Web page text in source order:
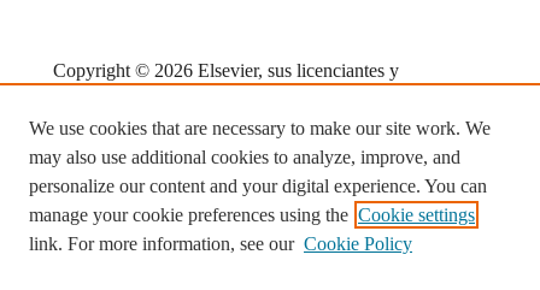
Copyright © 2026 Elsevier, sus licenciantes y
los de minería de textos y datos, formación en
inteligencia artificial y tecnologías similares.
Cookies are used by this site. Cookie settings
Terms and Conditions Política de privacidad
We use cookies that are necessary to make our site work. We
may also use additional cookies to analyze, improve, and
personalize our content and your digital experience. You can
manage your cookie preferences using the Cookie settings
link. For more information, see our Cookie Policy